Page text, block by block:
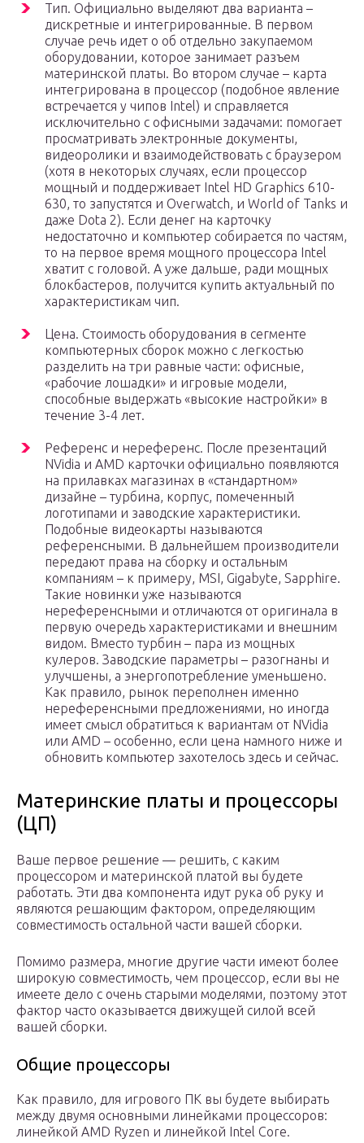
Тип. Официально выделяют два варианта –
дискретные и интегрированные. В первом
случае речь идет о об отдельно закупаемом
оборудовании, которое занимает разъем
материнской платы. Во втором случае – карта
интегрирована в процессор (подобное явление
встречается у чипов Intel) и справляется
исключительно с офисными задачами: помогает
просматривать электронные документы,
видеоролики и взаимодействовать с браузером
(хотя в некоторых случаях, если процессор
мощный и поддерживает Intel HD Graphics 610-
630, то запустятся и Overwatch, и World of Tanks и
даже Dota 2). Если денег на карточку
недостаточно и компьютер собирается по частям,
то на первое время мощного процессора Intel
хватит с головой. А уже дальше, ради мощных
блокбастеров, получится купить актуальный по
характеристикам чип.
Цена. Стоимость оборудования в сегменте
компьютерных сборок можно с легкостью
разделить на три равные части: офисные,
«рабочие лошадки» и игровые модели,
способные выдержать «высокие настройки» в
течение 3-4 лет.
Референс и нереференс. После презентаций
NVidia и AMD карточки официально появляются
на прилавках магазинах в «стандартном»
дизайне – турбина, корпус, помеченный
логотипами и заводские характеристики.
Подобные видеокарты называются
референсными. В дальнейшем производители
передают права на сборку и остальным
компаниям – к примеру, MSI, Gigabyte, Sapphire.
Такие новинки уже называются
нереференсными и отличаются от оригинала в
первую очередь характеристиками и внешним
видом. Вместо турбин – пара из мощных
кулеров. Заводские параметры – разогнаны и
улучшены, а энергопотребление уменьшено.
Как правило, рынок переполнен именно
нереференсными предложениями, но иногда
имеет смысл обратиться к вариантам от NVidia
или AMD – особенно, если цена намного ниже и
обновить компьютер захотелось здесь и сейчас.
Материнские платы и процессоры
(ЦП)
Ваше первое решение — решить, с каким
процессором и материнской платой вы будете
работать. Эти два компонента идут рука об руку и
являются решающим фактором, определяющим
совместимость остальной части вашей сборки.
Помимо размера, многие другие части имеют более
широкую совместимость, чем процессор, если вы не
имеете дело с очень старыми моделями, поэтому этот
фактор часто оказывается движущей силой всей
вашей сборки.
Общие процессоры
Как правило, для игрового ПК вы будете выбирать
между двумя основными линейками процессоров:
линейкой AMD Ryzen и линейкой Intel Core.